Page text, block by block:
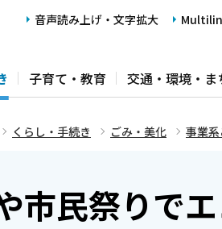
音声読み上げ・文字拡大
子育て・教育 交通・環境・ま
くらし・手続き ごみ・美化 事業
市民祭りで